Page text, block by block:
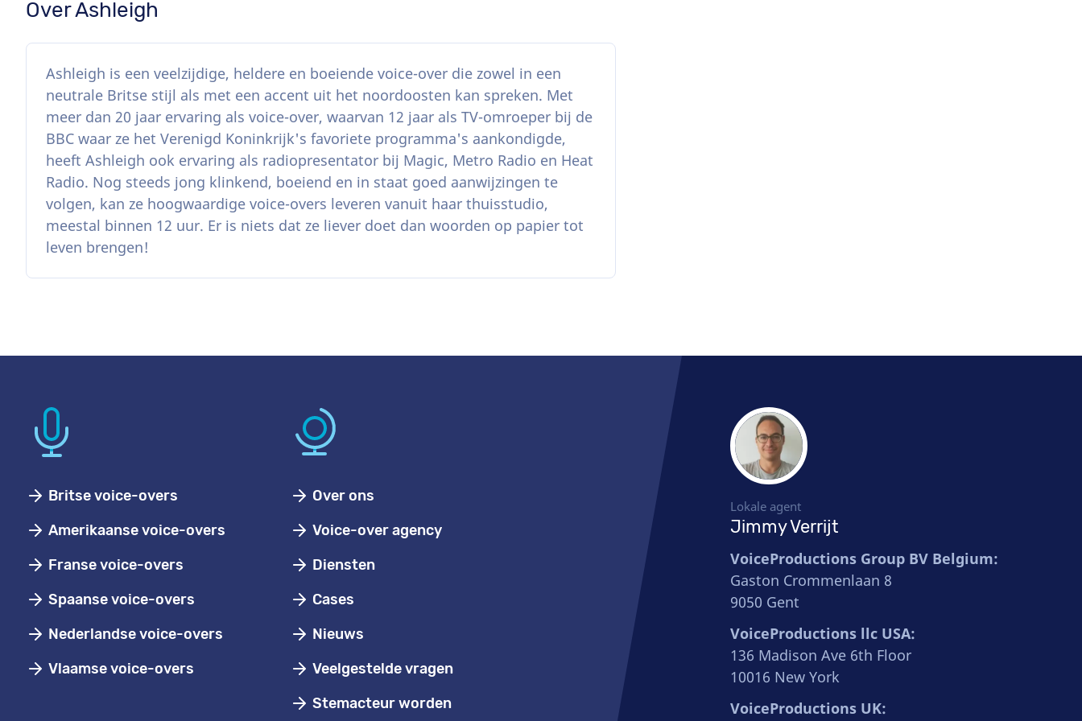
Over Ashleigh
Ashleigh is een veelzijdige, heldere en boeiende voice-over die zowel in een
neutrale Britse stijl als met een accent uit het noordoosten kan spreken. Met
meer dan 20 jaar ervaring als voice-over, waarvan 12 jaar als TV-omroeper bij de
BBC waar ze het Verenigd Koninkrijk's favoriete programma's aankondigde,
heeft Ashleigh ook ervaring als radiopresentator bij Magic, Metro Radio en Heat
Radio. Nog steeds jong klinkend, boeiend en in staat goed aanwijzingen te
volgen, kan ze hoogwaardige voice-overs leveren vanuit haar thuisstudio,
meestal binnen 12 uur. Er is niets dat ze liever doet dan woorden op papier tot
leven brengen!
Britse voice-overs
Amerikaanse voice-overs
Franse voice-overs
Spaanse voice-overs
Nederlandse voice-overs
Vlaamse voice-overs
Over ons
Voice-over agency
Diensten
Cases
Nieuws
Veelgestelde vragen
Stemacteur worden
Lokale agent
Jimmy Verrijt
VoiceProductions Group BV Belgium:
Gaston Crommenlaan 8
9050 Gent
VoiceProductions llc USA:
136 Madison Ave 6th Floor
10016 New York
VoiceProductions UK: